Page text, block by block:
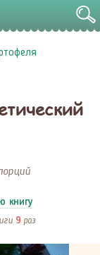
книгу
9 раз